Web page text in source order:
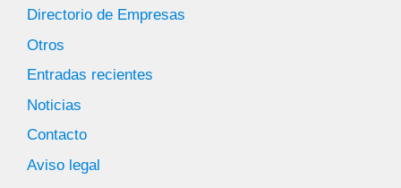
Directorio de Empresas
Otros
Entradas recientes
Noticias
Contacto
Aviso legal